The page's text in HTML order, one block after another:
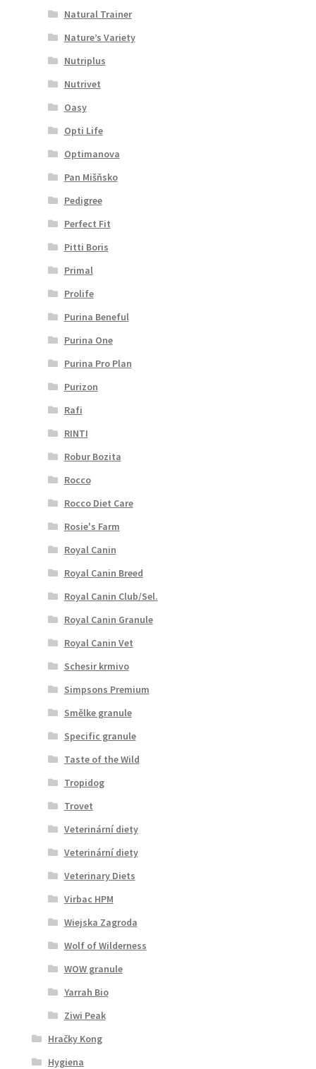
Natural Trainer
Nature’s Variety
Nutriplus
Nutrivet
Oasy
Opti Life
Optimanova
Pan Mišňsko
Pedigree
Perfect Fit
Pitti Boris
Primal
Prolife
Purina Beneful
Purina One
Purina Pro Plan
Purizon
Rafi
RINTI
Robur Bozita
Rocco
Rocco Diet Care
Rosie's Farm
Royal Canin
Royal Canin Breed
Royal Canin Club/Sel.
Royal Canin Granule
Royal Canin Vet
Schesir krmivo
Simpsons Premium
Smělke granule
Specific granule
Taste of the Wild
Tropidog
Trovet
Veterinární diety
Veterinární diety
Veterinary Diets
Virbac HPM
Wiejska Zagroda
Wolf of Wilderness
WOW granule
Yarrah Bio
Ziwi Peak
Hračky Kong
Hygiena